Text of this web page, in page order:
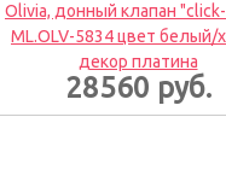
Olivia, донный клапан
ML.OLV-5834 цвет белый/
декор платина
28560 руб.